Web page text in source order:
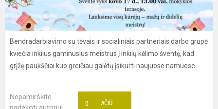
Bendradarbiavimo su tėvais ir socialiniais partneriais darbo grupė
kviečia inkilus gaminusius meistrus į inkilų kėlimo šventę, kad
grįžę paukščiai kuo greičiau galėtų įsikurti naujuose namuose.
Nepamirškite
AČIŪ
0